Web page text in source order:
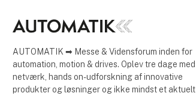
AUTOMATIK ➡ Messe & Vidensforum inden for
automation, motion & drives. Oplev tre dage med
netværk, hands on-udforskning af innovative
produkter og løsninger og ikke mindst et aktuelt